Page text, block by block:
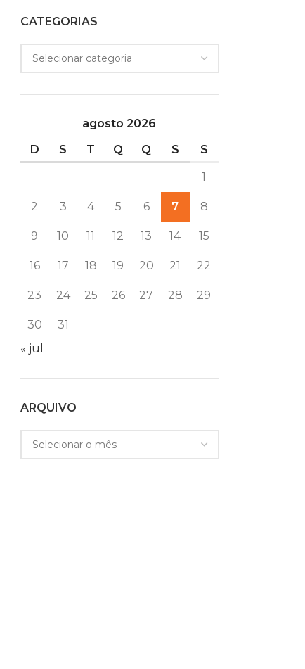
CATEGORIAS
agosto 2026
D
S T Q Q S S
1
2 3 4 5 6 7 8
9 10 11 12 13 14 15
16 17 18 19 20 21 22
23 24 25 26 27 28 29
30
31
« jul
ARQUIVO